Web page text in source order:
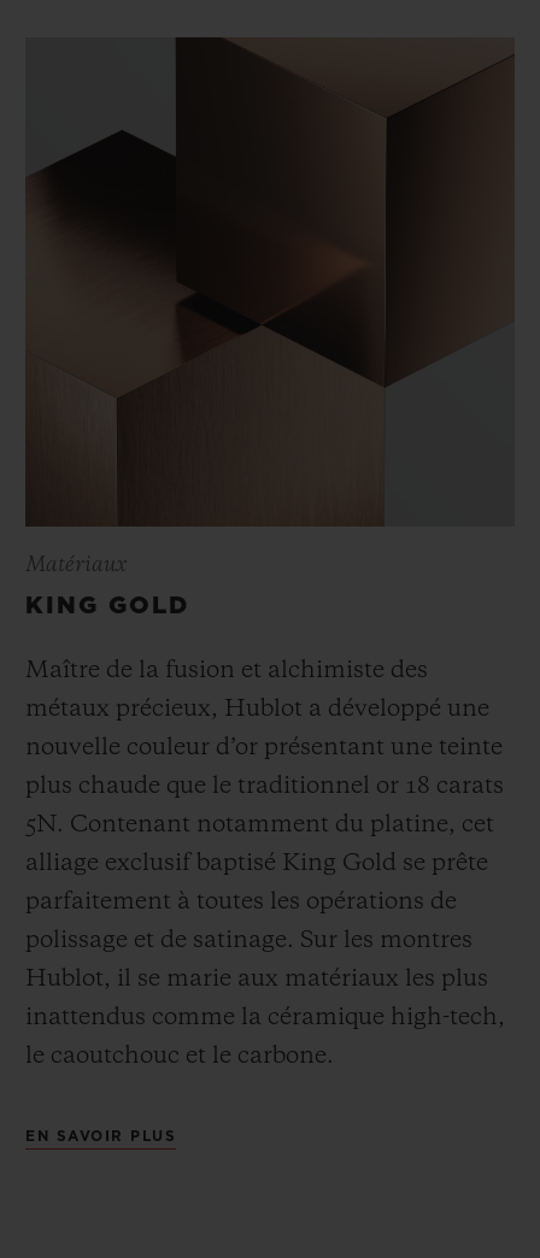
Matériaux
KING GOLD
Maître de la fusion et alchimiste des
métaux précieux, Hublot a développé une
nouvelle couleur d’or présentant une teinte
plus chaude que le traditionnel or 18 carats
5N. Contenant notamment du platine, cet
alliage exclusif baptisé King Gold se prête
parfaitement à toutes les opérations de
polissage et de satinage. Sur les montres
Hublot, il se marie aux matériaux les plus
inattendus comme la céramique high-tech,
le caoutchouc et le carbone.
EN SAVOIR PLUS